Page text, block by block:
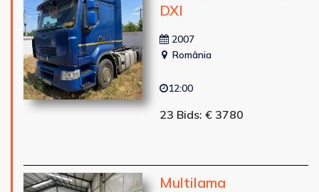
DXI
2007
România
12:00
23 Bids: € 3780
Multilama